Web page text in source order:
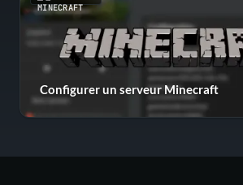
Configurer un serveur Minecraft